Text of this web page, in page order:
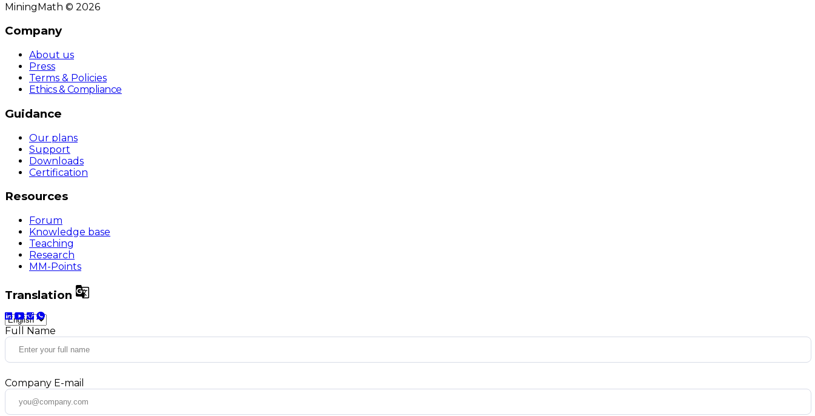
MiningMath © 2026
Company
About us
Press
Terms & Policies
Ethics & Compliance
Guidance
Our plans
Support
Downloads
Certification
Resources
Forum
Knowledge base
Teaching
Research
MM-Points
Translation 
Full Name
Company E-mail